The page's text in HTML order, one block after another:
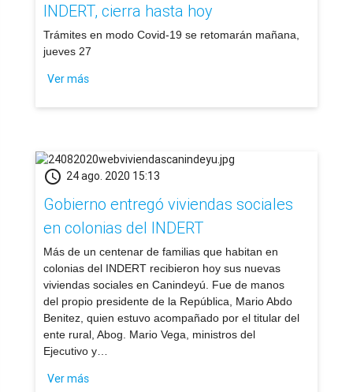
INDERT, cierra hasta hoy
​Trámites en modo Covid-19 se retomarán mañana,
jueves 27
Ver más
schedule 24 ago. 2020 15:13
Gobierno entregó viviendas sociales
en colonias del INDERT
​Más de un centenar de familias que habitan en
colonias del INDERT recibieron hoy sus nuevas
viviendas sociales en Canindeyú. Fue de manos
del propio presidente de la República, Mario Abdo
Benitez, quien estuvo acompañado por el titular del
ente rural, Abog. Mario Vega, ministros del
Ejecutivo y…
Ver más